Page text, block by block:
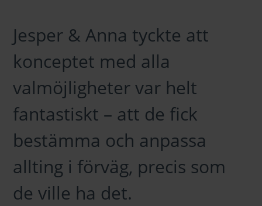
Jesper & Anna tyckte att
konceptet med alla
valmöjligheter var helt
fantastiskt – att de fick
bestämma och anpassa
allting i förväg, precis som
de ville ha det.